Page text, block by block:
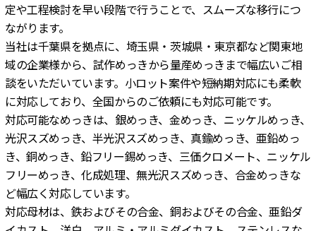
定や工程検討を早い段階で行うことで、スムーズな移行につ
ながります。
当社は千葉県を拠点に、埼玉県・茨城県・東京都など関東地
域の企業様から、試作めっきから量産めっきまで幅広いご相
談をいただいています。小ロット案件や短納期対応にも柔軟
に対応しており、全国からのご依頼にも対応可能です。
対応可能なめっきは、銀めっき、金めっき、ニッケルめっき、
光沢スズめっき、半光沢スズめっき、真鍮めっき、亜鉛めっ
き、銅めっき、鉛フリー錫めっき、三価クロメート、ニッケル
フリーめっき、化成処理、無光沢スズめっき、合金めっきな
ど幅広く対応しています。
対応母材は、鉄およびその合金、銅およびその合金、亜鉛ダ